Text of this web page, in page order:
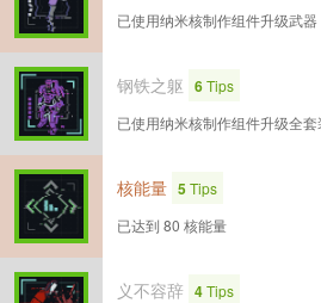
已使用纳米核制作组件升级武器
钢铁之躯 6Tips
已使用纳米核制作组件升级全套
核能量 5Tips
已达到 80 核能量
义不容辞 4Tips